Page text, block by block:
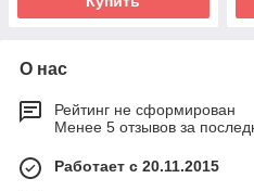
О нас
Рейтинг не сформирован
Менее 5 отзывов за
Работает с 20.11.2015